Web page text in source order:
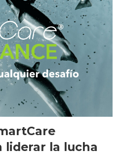
liderar la lucha